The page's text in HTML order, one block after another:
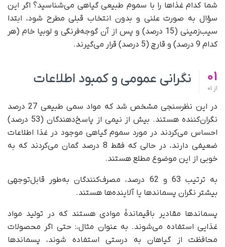
شما کدام غذاها را با سموم طبیعی گیاهی می‌شناسید؟ اگر این
سؤال به صورت علنی و بدون انتخاب قبلی مطرح شود، ابتدا
سیب‌زمینی (15 درصد) و پس از آن گوجه‌فرنگی و لوبیا خام (هر
کدام 9 درصد) و قارچ (5 درصد) قرار می‌گیرند.
01
از
نگرانی عمومی و کمبود اطلاعات
در این نظرسنجی مشخص شد که مواد سمی طبیعی 27 درصد
نگران‌کننده هستند. بیش از نیمی از پاسخ‌دهندگان (53 درصد)
احساس می‌کردند در مورد سموم گیاهی موجود در غذا اطلاعات
ضعیفی دارند، در حالی که فقط 8 درصد گمان می‌کردند که به
خوبی از این موضوع مطلع هستند.
به ترتیب 63 و 62 درصد، مصرف‌کنندگان به‌طور قابل‌توجهی
بیشتر نگران پسماندها یا آلاینده‌ها هستند.
پسماندها مقادیر باقیماندۀ موادی هستند که در تولید مواد
غذایی استفاده می‌شوند. به عنوان مثال،: حتی اگر محصولات
محافظت از گیاهان به درستی استفاده شوند، پسماندها